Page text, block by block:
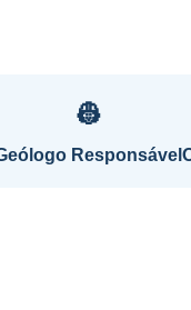
👷
Responsável